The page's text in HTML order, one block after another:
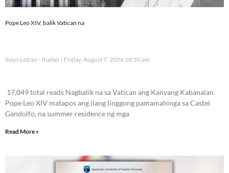
Pope Leo XIV, balik Vatican na
Reyn Letran - Ibañez Friday, August 7, 2026 10:50 am
17,049 total reads Nagbalik na sa Vatican ang Kanyang Kabanalan
Pope Leo XIV matapos ang ilang linggong pamamahinga sa Castel
Gandolfo, na summer residence ng mga
Read More »